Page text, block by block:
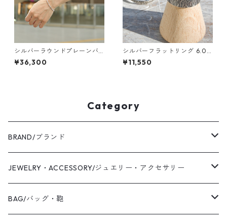
シルバーラウンドプレーンバ
ングル 3.0mm幅 鏡面｜FA-11
07
¥36,300
シルバーフラットリング 6.0m
m幅 鎚目 燻し 3号～27号｜W
KS FLAT RING 6.0 sv hamme
¥11,550
Category
BRAND/ブランド
WAS KNOT WAS
2019 S/S
Coaling Cards Publisher
JEWELRY・ACCESSORY/ジュエリー・アクセサリー
RING/リング・指輪
BAG/バッグ・鞄